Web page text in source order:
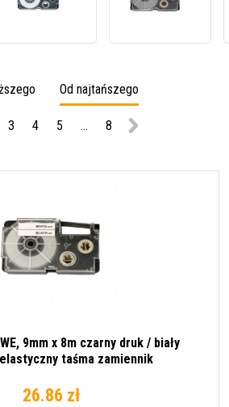
12WE1,
8m
czarny
druk
podkład
9SR1
Od najtańszego
3 4 5 ... 8
9mm x 8m czarny druk / biały
taśma zamiennik
26.86 zł